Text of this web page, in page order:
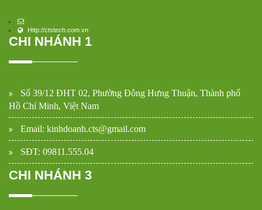
Http://ctstech.com.vn
CHI NHÁNH 1
Số 39/12 ĐHT 02, Phường Đông Hưng Thuận, Thành phố
Hồ Chí Minh, Việt Nam
Email: kinhdoanh.cts@gmail.com
SĐT: 09811.555.04
CHI NHÁNH 3